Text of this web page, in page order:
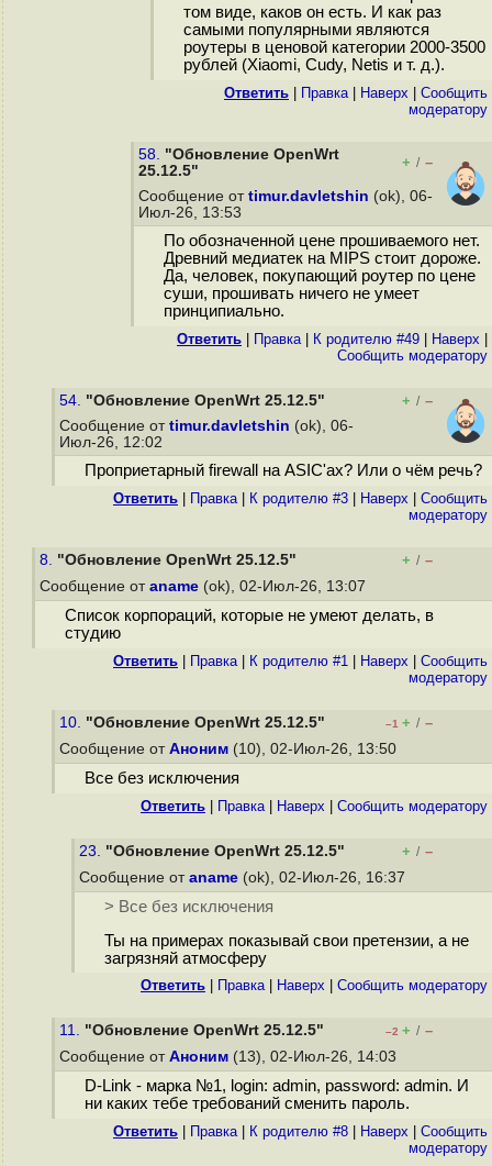
том виде, каков он есть. И как раз
самыми популярными являются
роутеры в ценовой категории 2000-3500
рублей (Xiaomi, Cudy, Netis и т. д.).
Ответить Правка| Наверх
Cообщить
модератору
58. "Обновление OpenWrt
25.12.5"
+ / –
Сообщение от timur.davletshin (ok), 06-
Июл-26, 13:53
По обозначенной цене прошиваемого нет.
Древний медиатек на MIPS стоит дороже.
Да, человек, покупающий роутер по цене
суши, прошивать ничего не умеет
принципиально.
Ответить Правка| К родителю #49 Наверх
Cообщить модератору
54. "Обновление OpenWrt 25.12.5" + / –
Сообщение от timur.davletshin (ok), 06-
Июл-26, 12:02
Проприетарный firewall на ASIC'ах? Или о чём речь?
Ответить Правка| К родителю #3 Наверх
Cообщить
модератору
8. "Обновление OpenWrt 25.12.5" + / –
Сообщение от aname (ok), 02-Июл-26, 13:07
Список корпораций, которые не умеют делать, в
студию
Ответить Правка| К родителю #1 Наверх
Cообщить
модератору
10. "Обновление OpenWrt 25.12.5" –1 + / –
Сообщение от Аноним (10), 02-Июл-26, 13:50
Все без исключения
Ответить Правка| Наверх Cообщить модератору
23. "Обновление OpenWrt 25.12.5" + / –
Сообщение от aname (ok), 02-Июл-26, 16:37
> Все без исключения
Ты на примерах показывай свои претензии, а не
загрязняй атмосферу
Ответить Правка| Наверх Cообщить модератору
11. "Обновление OpenWrt 25.12.5" –2 + / –
Сообщение от Аноним (13), 02-Июл-26, 14:03
D-Link - марка №1, login: admin, password: admin. И
ни каких тебе требований сменить пароль.
Ответить Правка| К родителю #8 Наверх
Cообщить
модератору